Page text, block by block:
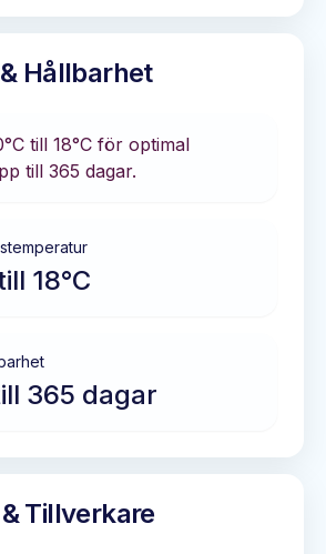
Hållbarhet
till 18°C för optimal
till 365 dagar.
18°C
365 dagar
Tillverkare